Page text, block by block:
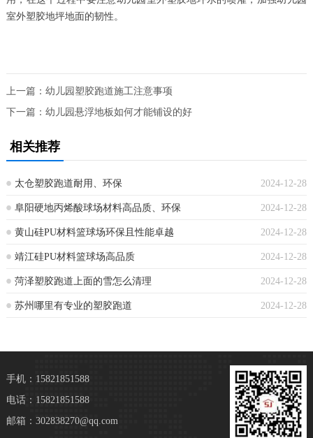
室外塑胶地坪地面的韧性。
上一篇： 幼儿园塑胶跑道施工注意事项
下一篇： 幼儿园悬浮地板如何才能铺设的好
相关推荐
2024-12-28
太仓塑胶跑道耐用、环保
2024-12-28
阜阳硬地丙烯酸球场材料高品质、环保
2024-12-28
黄山硅PU材料篮球场环保且性能卓越
2024-12-28
靖江硅PU材料篮球场高品质
2024-12-28
菏泽塑胶跑道上面的雪怎么清理
2024-12-28
苏州哪里有专业的塑胶跑道
手机：15821851588
电话：15821851588
邮箱：302838270@qq.com